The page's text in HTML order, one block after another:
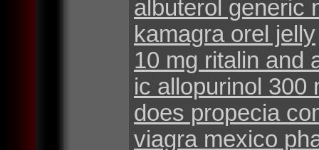
albuterol generic
kamagra orel jelly
10 mg ritalin and
ic allopurinol 300
does propecia
viagra mexico